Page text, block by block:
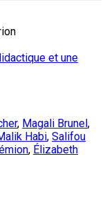
et une
, Magali Brunel,
Habi, Salifou
, Élizabeth